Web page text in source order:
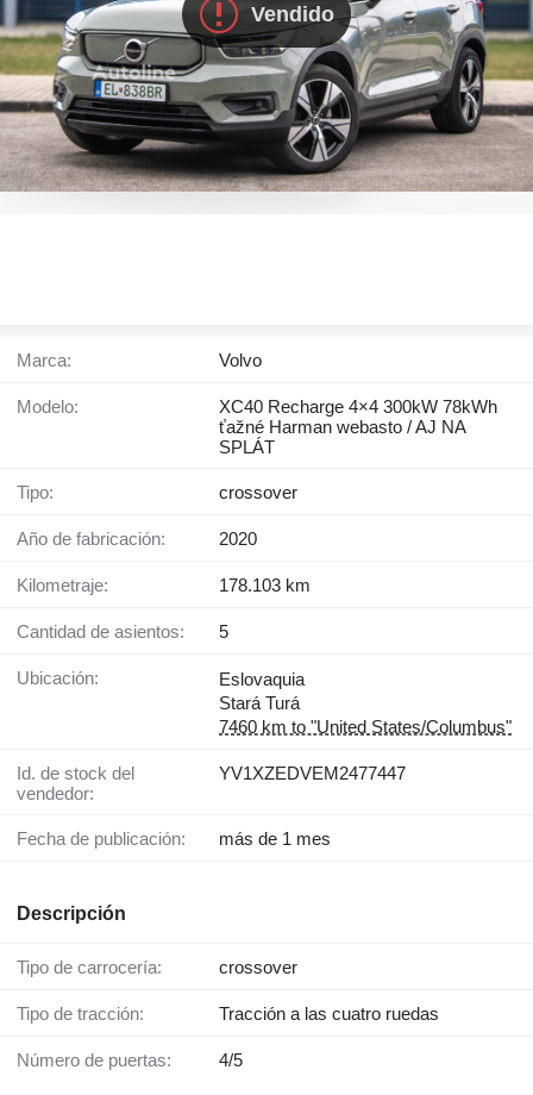
Vendido
Marca: Volvo
Modelo:
XC40 Recharge 4×4 300kW 78kWh
ťažné Harman webasto / AJ NA
SPLÁT
Tipo: crossover
Año de fabricación: 2020
Kilometraje: 178.103 km
Cantidad de asientos: 5
Ubicación:
Eslovaquia
Stará Turá
7460 km to "United States/Columbus"
Id. de stock del
vendedor:
YV1XZEDVEM2477447
Fecha de publicación: más de 1 mes
Descripción
Tipo de carrocería: crossover
Tipo de tracción: Tracción a las cuatro ruedas
Número de puertas: 4/5